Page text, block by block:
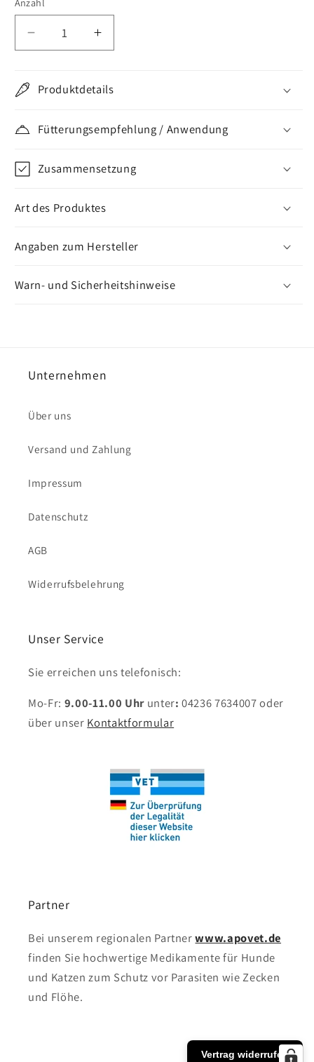
Verringere
die
für
ADE-
Erhöhe
die
für
ADE-
Produktdetails
Fütterungsempfehlung / Anwendung
Zusammensetzung
Art des Produktes
Angaben zum Hersteller
Warn- und Sicherheitshinweise
Unternehmen
Über uns
Versand und Zahlung
Impressum
Datenschutz
AGB
Widerrufsbelehrung
Unser Service
Sie erreichen uns telefonisch:
Mo-Fr: 9.00-11.00 Uhr unter:04236 7634007 oder
über unser Kontaktformular
Partner
Bei unserem regionalen Partnerwww.apovet.de
finden Sie hochwertige Medikamente für Hunde
und Katzen zum Schutz vor Parasiten wie Zecken
und Flöhe.
Vertrag widerrufen